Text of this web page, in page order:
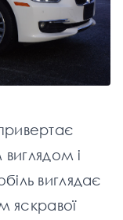
і
виглядає
яскравої